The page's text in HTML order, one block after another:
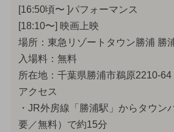
[16:50頃〜 ]パフォーマンス
[18:10〜] 映画上映
場所：東急リゾートタウン勝浦 勝
入場料：無料
所在地：千葉県勝浦市鵜原2210-64
アクセス
・JR外房線「勝浦駅」からタウン
要／無料）で約15分